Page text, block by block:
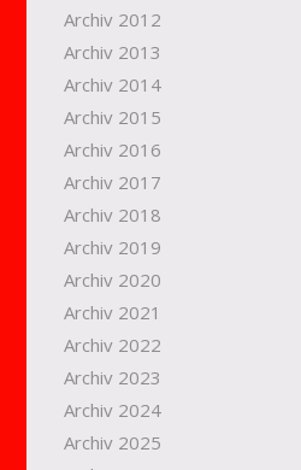
Archiv 2012
Archiv 2013
Archiv 2014
Archiv 2015
Archiv 2016
Archiv 2017
Archiv 2018
Archiv 2019
Archiv 2020
Archiv 2021
Archiv 2022
Archiv 2023
Archiv 2024
Archiv 2025